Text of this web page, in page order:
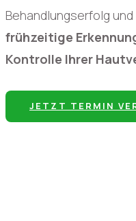
Behandlungserfolg
frühzeitige
Kontrolle Ihrer
JETZT TERMIN